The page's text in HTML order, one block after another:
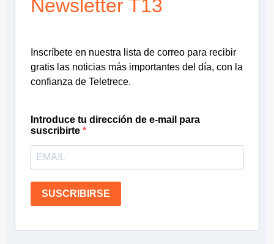
Newsletter T13
Inscríbete en nuestra lista de correo para recibir
gratis las noticias más importantes del día, con la
confianza de Teletrece.
Introduce tu dirección de e-mail para
suscribirte
SUSCRIBIRSE